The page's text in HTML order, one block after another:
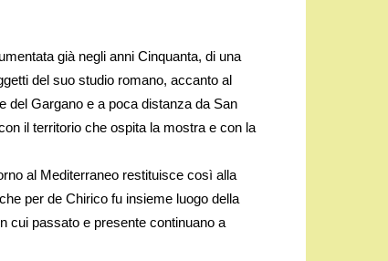
già negli anni Cinquanta, di una
del suo studio romano, accanto al
del Gargano e a poca distanza da San
il territorio che ospita la mostra e con la
al Mediterraneo restituisce così alla
per de Chirico fu insieme luogo della
cui passato e presente continuano a